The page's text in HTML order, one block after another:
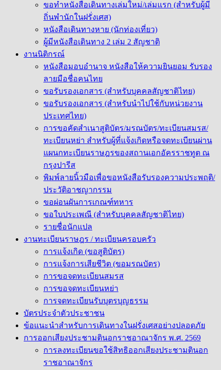
ขอทำหนังสือเดินทางเล่มใหม่/เล่มแรก (สำหรับผู้มี
ถิ่นพำนักในฝรั่งเศส)
หนังสือเดินทางหาย (นักท่องเที่ยว)
ผู้มีหนังสือเดินทาง 2 เล่ม 2 สัญชาติ
งานนิติกรณ์
หนังสือมอบอำนาจ หนังสือให้ความยินยอม รับรอง
ลายมือชื่อคนไทย
ขอรับรองเอกสาร (สำหรับบุคคลสัญชาติไทย)
ขอรับรองเอกสาร (สำหรับนำไปใช้กับหน่วยงาน
ประเทศไทย)
การขอคัดสำเนาสูติบัตร/มรณบัตร/ทะเบียนสมรส/
ทะเบียนหย่า สำหรับผู้ที่แจ้งเกิดหรือจดทะเบียนผ่าน
แผนกทะเบียนราษฎรของสถานเอกอัครราชทูต ณ
กรุงปารีส
พิมพ์ลายนิ้วมือเพื่อขอหนังสือรับรองความประพฤติ/
ประวัติอาชญากรรม
ขอผ่อนผันการเกณฑ์ทหาร
ขอใบประเพณี (สำหรับบุคคลสัญชาติไทย)
รายชื่อนักแปล
งานทะเบียนราษฎร / ทะเบียนครอบครัว
การแจ้งเกิด (ขอสูติบัตร)
การแจ้งการเสียชีวิต (ขอมรณบัตร)
การขอจดทะเบียนสมรส
การขอจดทะเบียนหย่า
การจดทะเบียนรับบุตรบุญธรรม
บัตรประจำตัวประชาชน
ข้อแนะนำสำหรับการเดินทางในฝรั่งเศสอย่างปลอดภัย
การออกเสียงประชามตินอกราชอาณาจักร พ.ศ. 2569
การลงทะเบียนขอใช้สิทธิออกเสียงประชามตินอก
ราชอาณาจักร